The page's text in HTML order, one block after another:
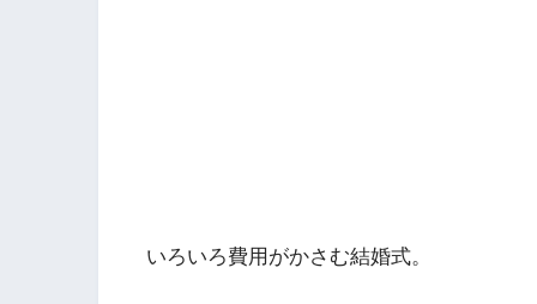
いろいろ費用がかさむ結婚式。